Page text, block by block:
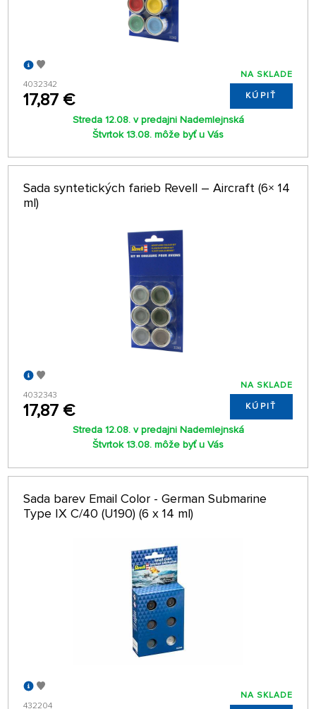
4032342
17,87 €
NA SKLADE
KÚPIŤ
Streda 12.08. v predajni Nademlejnská
Štvrtok 13.08. môže byť u Vás
Sada syntetických farieb Revell – Aircraft (6× 14
ml)
4032343
17,87 €
NA SKLADE
KÚPIŤ
Streda 12.08. v predajni Nademlejnská
Štvrtok 13.08. môže byť u Vás
Sada barev Email Color - German Submarine
Type IX C/40 (U190) (6 x 14 ml)
432204
NA SKLADE